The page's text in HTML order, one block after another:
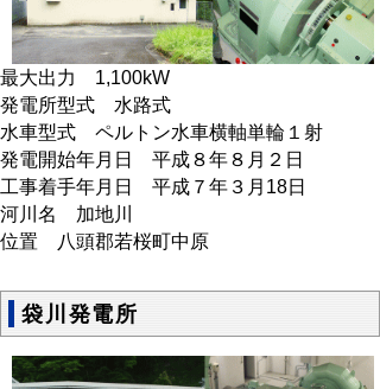
最大出力 1,100kW
発電所型式 水路式
水車型式 ペルトン水車横軸単輪１射
発電開始年月日 平成８年８月２日
工事着手年月日 平成７年３月18日
河川名 加地川
位置 八頭郡若桜町中原
袋川発電所